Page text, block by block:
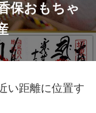
保おもちゃ
い距離に位置す